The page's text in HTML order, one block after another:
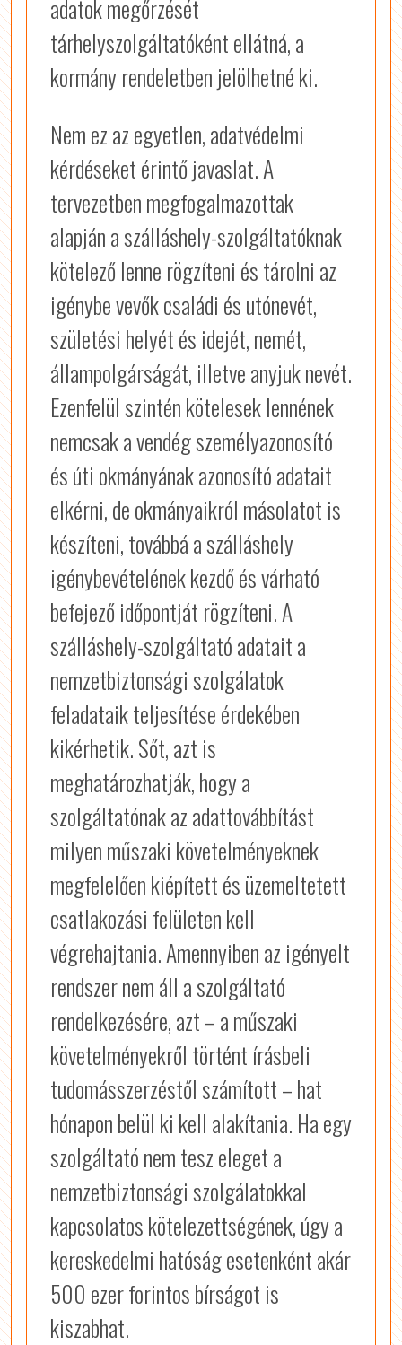
adatok megőrzését
tárhelyszolgáltatóként ellátná, a
kormány rendeletben jelölhetné ki.
Nem ez az egyetlen, adatvédelmi
kérdéseket érintő javaslat. A
tervezetben megfogalmazottak
alapján a szálláshely-szolgáltatóknak
kötelező lenne rögzíteni és tárolni az
igénybe vevők családi és utónevét,
születési helyét és idejét, nemét,
állampolgárságát, illetve anyjuk nevét.
Ezenfelül szintén kötelesek lennének
nemcsak a vendég személyazonosító
és úti okmányának azonosító adatait
elkérni, de okmányaikról másolatot is
készíteni, továbbá a szálláshely
igénybevételének kezdő és várható
befejező időpontját rögzíteni. A
szálláshely-szolgáltató adatait a
nemzetbiztonsági szolgálatok
feladataik teljesítése érdekében
kikérhetik. Sőt, azt is
meghatározhatják, hogy a
szolgáltatónak az adattovábbítást
milyen műszaki követelményeknek
megfelelően kiépített és üzemeltetett
csatlakozási felületen kell
végrehajtania. Amennyiben az igényelt
rendszer nem áll a szolgáltató
rendelkezésére, azt – a műszaki
követelményekről történt írásbeli
tudomásszerzéstől számított – hat
hónapon belül ki kell alakítania. Ha egy
szolgáltató nem tesz eleget a
nemzetbiztonsági szolgálatokkal
kapcsolatos kötelezettségének, úgy a
kereskedelmi hatóság esetenként akár
500 ezer forintos bírságot is
kiszabhat.